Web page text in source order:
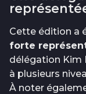
Cette édition a
forte
délégation Kim
à plusieurs
À noter